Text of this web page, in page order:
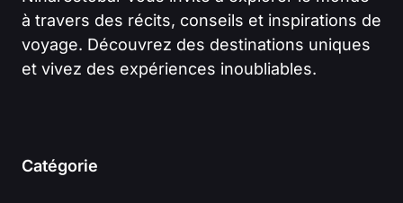
à travers des récits, conseils et inspirations de
voyage. Découvrez des destinations uniques
et vivez des expériences inoubliables.
Catégorie